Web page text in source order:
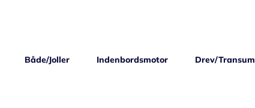
Både/Joller Indenbordsmotor Drev/Transum